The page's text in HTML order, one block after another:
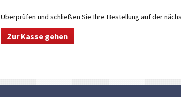
Überprüfen und schließen Sie Ihre Bestellung auf der